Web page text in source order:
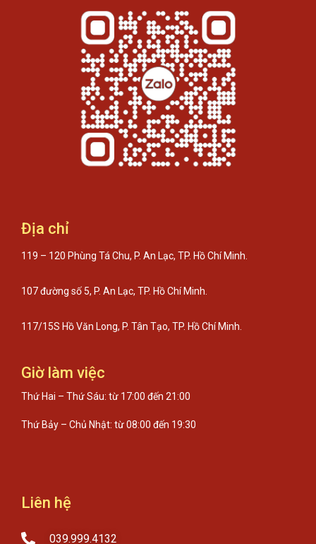
Địa chỉ
119 – 120 Phùng Tá Chu, P. An Lạc, TP. Hồ Chí Minh.
107 đường số 5, P. An Lạc, TP. Hồ Chí Minh.
117/15S Hồ Văn Long, P. Tân Tạo, TP. Hồ Chí Minh.
Giờ làm việc
Thứ Hai – Thứ Sáu: từ 17:00 đến 21:00
Thứ Bảy – Chủ Nhật: từ 08:00 đến 19:30
Liên hệ
039.999.4132